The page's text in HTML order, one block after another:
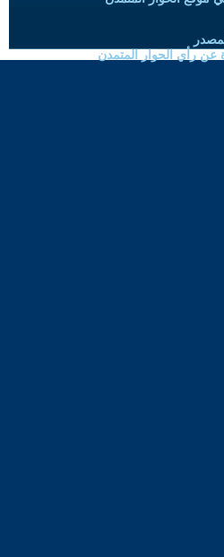
عن رأي الحوار المتمدن